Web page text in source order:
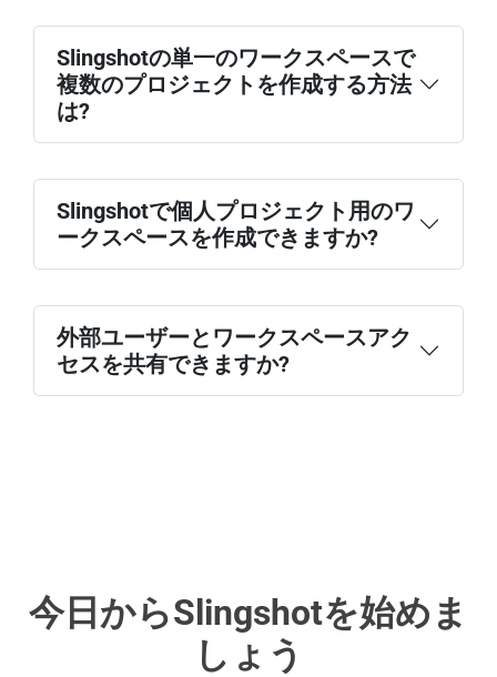
Slingshotの単一のワークスペースで
複数のプロジェクトを作成する方法
は?
Slingshotで個人プロジェクト用のワ
ークスペースを作成できますか?
外部ユーザーとワークスペースアク
セスを共有できますか?
今日からSlingshotを始めま
しょう